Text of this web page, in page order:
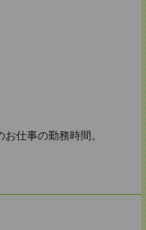
仕事の勤務時間。